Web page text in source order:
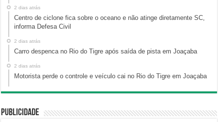
2 dias atrás
Centro de ciclone fica sobre o oceano e não atinge diretamente SC,
informa Defesa Civil
2 dias atrás
Carro despenca no Rio do Tigre após saída de pista em Joaçaba
2 dias atrás
Motorista perde o controle e veículo cai no Rio do Tigre em Joaçaba
Publicidade